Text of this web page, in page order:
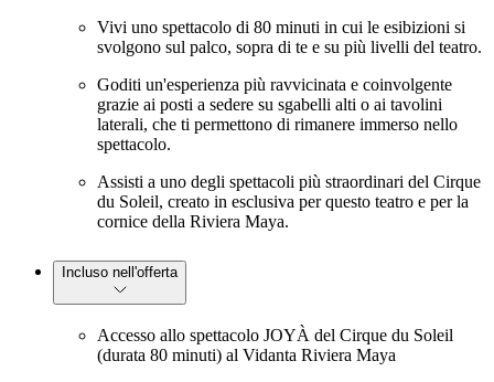
Vivi uno spettacolo di 80 minuti in cui le esibizioni si
svolgono sul palco, sopra di te e su più livelli del teatro.
Goditi un'esperienza più ravvicinata e coinvolgente
grazie ai posti a sedere su sgabelli alti o ai tavolini
laterali, che ti permettono di rimanere immerso nello
spettacolo.
Assisti a uno degli spettacoli più straordinari del Cirque
du Soleil, creato in esclusiva per questo teatro e per la
cornice della Riviera Maya.
Incluso nell'offerta
Accesso allo spettacolo JOYÀ del Cirque du Soleil
(durata 80 minuti) al Vidanta Riviera Maya